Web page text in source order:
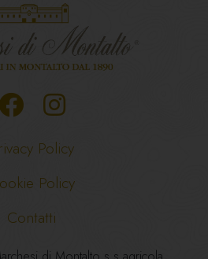
Policy
Policy
Contatti